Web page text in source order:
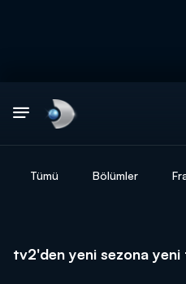
Tümü Bölümler
tv2'den yeni sezona yeni